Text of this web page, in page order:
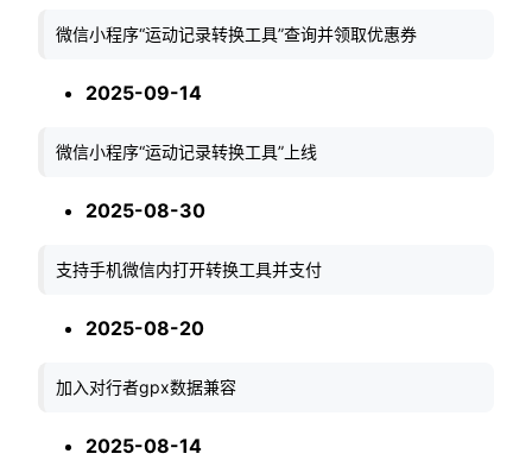
微信小程序“运动记录转换工具”查询并领取优惠券
2025-09-14
微信小程序“运动记录转换工具”上线
2025-08-30
支持手机微信内打开转换工具并支付
2025-08-20
加入对行者gpx数据兼容
2025-08-14